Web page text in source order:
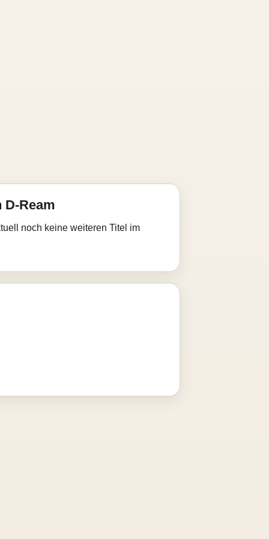
D-Ream
noch keine weiteren Titel im